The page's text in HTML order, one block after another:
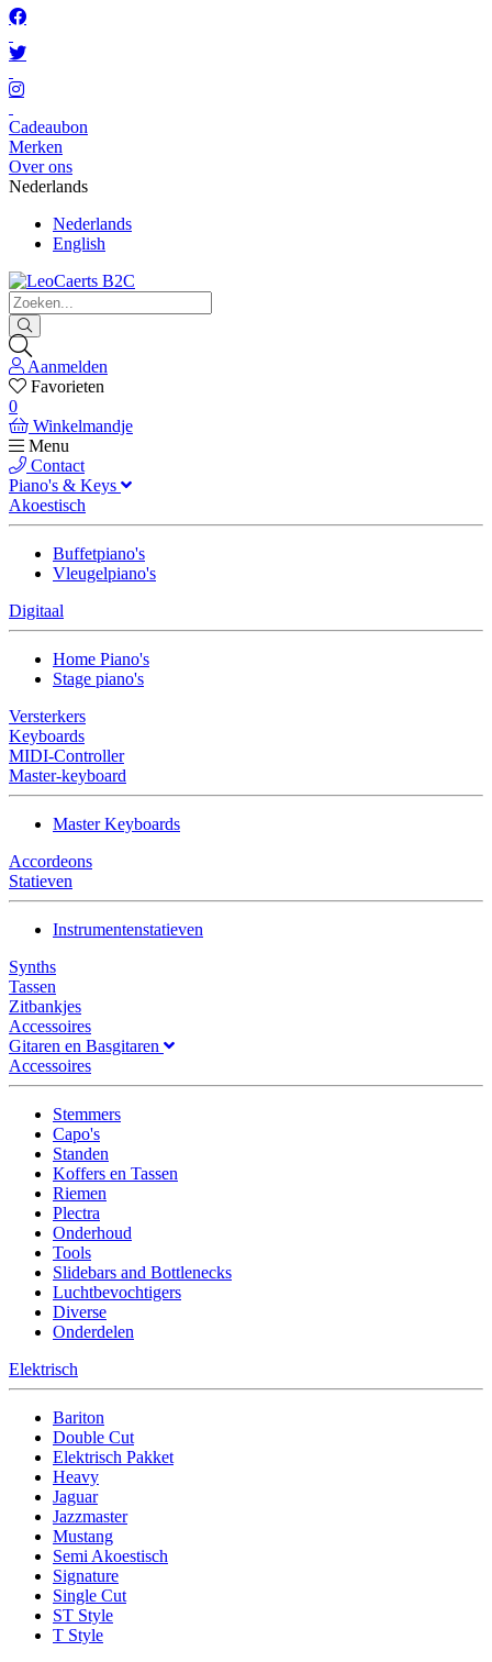
Cadeaubon
Merken
Over ons
Nederlands
Nederlands
English
Aanmelden
Favorieten
0
Winkelmandje
Menu
Contact
Piano's & Keys
Akoestisch
Buffetpiano's
Vleugelpiano's
Digitaal
Home Piano's
Stage piano's
Versterkers
Keyboards
MIDI-Controller
Master-keyboard
Master Keyboards
Accordeons
Statieven
Instrumentenstatieven
Synths
Tassen
Zitbankjes
Accessoires
Gitaren en Basgitaren
Accessoires
Stemmers
Capo's
Standen
Koffers en Tassen
Riemen
Plectra
Onderhoud
Tools
Slidebars and Bottlenecks
Luchtbevochtigers
Diverse
Onderdelen
Elektrisch
Bariton
Double Cut
Elektrisch Pakket
Heavy
Jaguar
Jazzmaster
Mustang
Semi Akoestisch
Signature
Single Cut
ST Style
T Style